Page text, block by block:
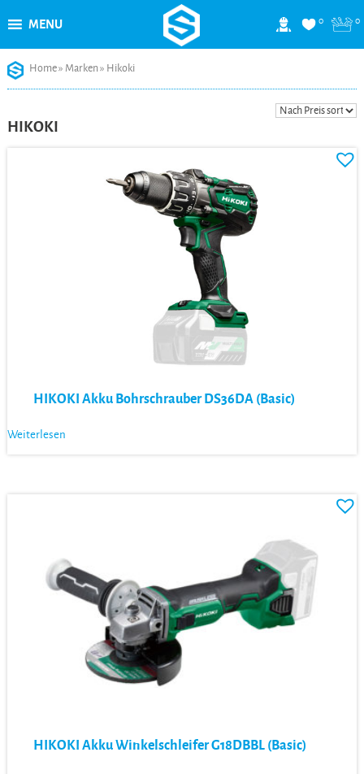
content
0 0
MENU
Home» Marken» Hikoki
HIKOKI
HIKOKI Akku Bohrschrauber DS36DA (Basic)
Weiterlesen
HIKOKI Akku Winkelschleifer G18DBBL (Basic)